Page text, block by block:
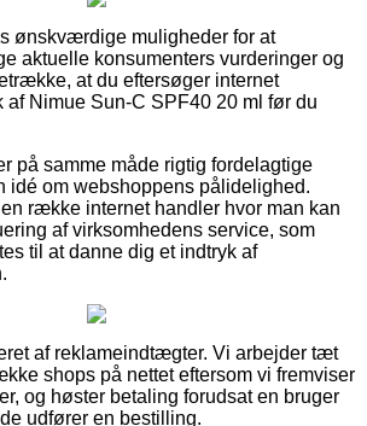
ønskværdige muligheder for at
aktuelle konsumenters vurderinger og
at du eftersøger internet
af Nimue Sun-C SPF40 20 ml før du
på samme måde rigtig fordelagtige
idé om webshoppens pålidelighed.
række internet handler hvor man kan
af virksomhedens service, som
til at danne dig et indtryk af
af reklameindtægter. Vi arbejder tæt
shops på nettet eftersom vi fremviser
og høster betaling forudsat en bruger
udfører en bestilling.